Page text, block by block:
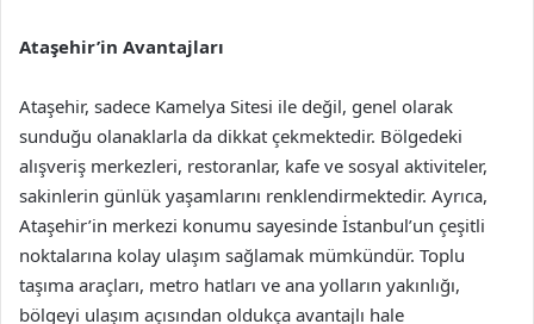
Ataşehir’in Avantajları
Ataşehir, sadece Kamelya Sitesi ile değil, genel olarak
sunduğu olanaklarla da dikkat çekmektedir. Bölgedeki
alışveriş merkezleri, restoranlar, kafe ve sosyal aktiviteler,
sakinlerin günlük yaşamlarını renklendirmektedir. Ayrıca,
Ataşehir’in merkezi konumu sayesinde İstanbul’un çeşitli
noktalarına kolay ulaşım sağlamak mümkündür. Toplu
taşıma araçları, metro hatları ve ana yolların yakınlığı,
bölgeyi ulaşım açısından oldukça avantajlı hale